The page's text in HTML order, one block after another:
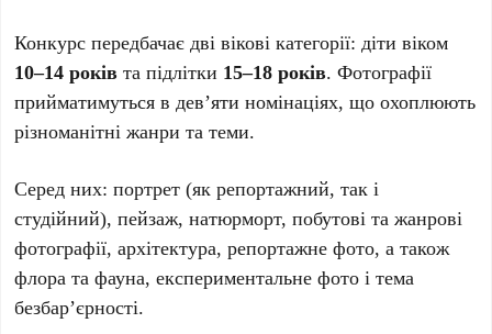
Конкурс передбачає дві вікові категорії: діти віком
10–14 років та підлітки 15–18 років. Фотографії
прийматимуться в дев’яти номінаціях, що охоплюють
різноманітні жанри та теми.
Серед них: портрет (як репортажний, так і
студійний), пейзаж, натюрморт, побутові та жанрові
фотографії, архітектура, репортажне фото, а також
флора та фауна, експериментальне фото і тема
безбар’єрності.